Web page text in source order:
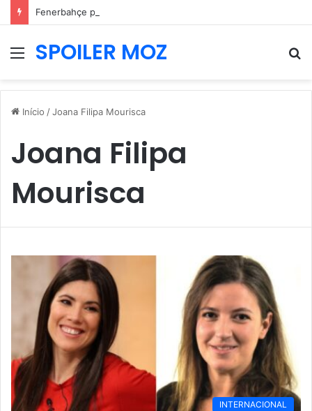
MenuSPOILER MOZ
Início /Joana Filipa Mourisca
Joana Filipa
Mourisca
INTERNACIONAL